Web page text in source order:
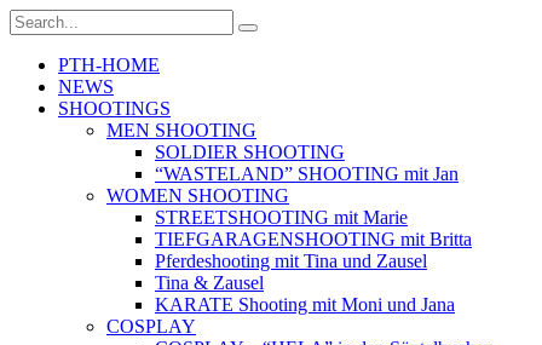
PTH-HOME
NEWS
SHOOTINGS
MEN SHOOTING
SOLDIER SHOOTING
“WASTELAND” SHOOTING mit Jan
WOMEN SHOOTING
STREETSHOOTING mit Marie
TIEFGARAGENSHOOTING mit Britta
Pferdeshooting mit Tina und Zausel
Tina & Zausel
KARATE Shooting mit Moni und Jana
COSPLAY